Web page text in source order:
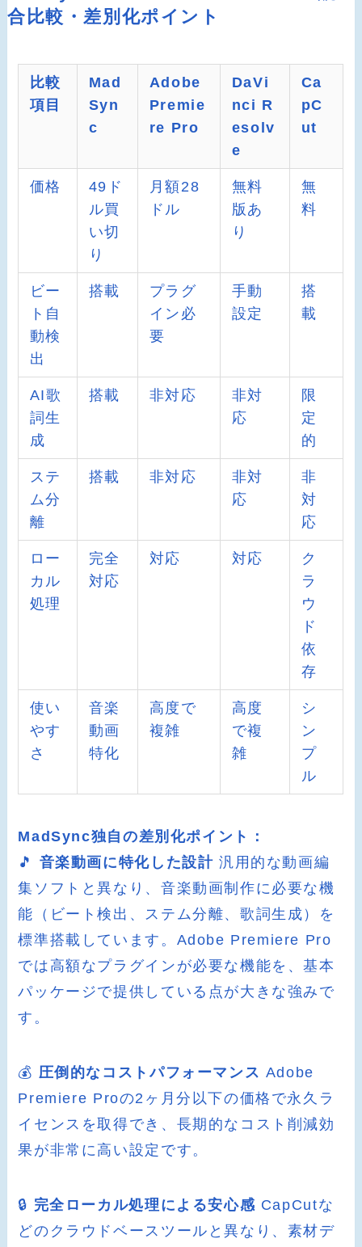
合比較・差別化ポイント
比較
項目
Mad
Syn
c
Adobe
Premie
re Pro
DaVi
nci R
esolv
e
Ca
pC
ut
価格
49ド
ル買
い切
り
月額28
ドル
無料
版あ
り
無
料
ビー
ト自
動検
出
搭載
プラグ
イン必
要
手動
設定
搭
載
AI歌
詞生
成
搭載 非対応
非対
応
限
定
的
ステ
ム分
離
搭載 非対応
非対
応
非
対
応
ロー
カル
処理
完全
対応
対応 対応
ク
ラ
ウ
ド
依
存
使い
やす
さ
音楽
動画
特化
高度で
複雑
高度
で複
雑
シ
ン
プ
ル
MadSync独自の差別化ポイント：
🎵 音楽動画に特化した設計 汎用的な動画編
集ソフトと異なり、音楽動画制作に必要な機
能（ビート検出、ステム分離、歌詞生成）を
標準搭載しています。Adobe Premiere Pro
では高額なプラグインが必要な機能を、基本
パッケージで提供している点が大きな強みで
す。
💰 圧倒的なコストパフォーマンス Adobe
Premiere Proの2ヶ月分以下の価格で永久ラ
イセンスを取得でき、長期的なコスト削減効
果が非常に高い設定です。
🔒 完全ローカル処理による安心感 CapCutな
どのクラウドベースツールと異なり、素材デ